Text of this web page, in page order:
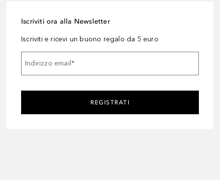
Iscriviti ora alla Newsletter
Iscriviti e ricevi un buono regalo da 5 euro
Indirizzo email*
REGISTRATI